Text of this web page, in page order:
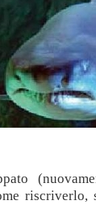
riscriverlo,